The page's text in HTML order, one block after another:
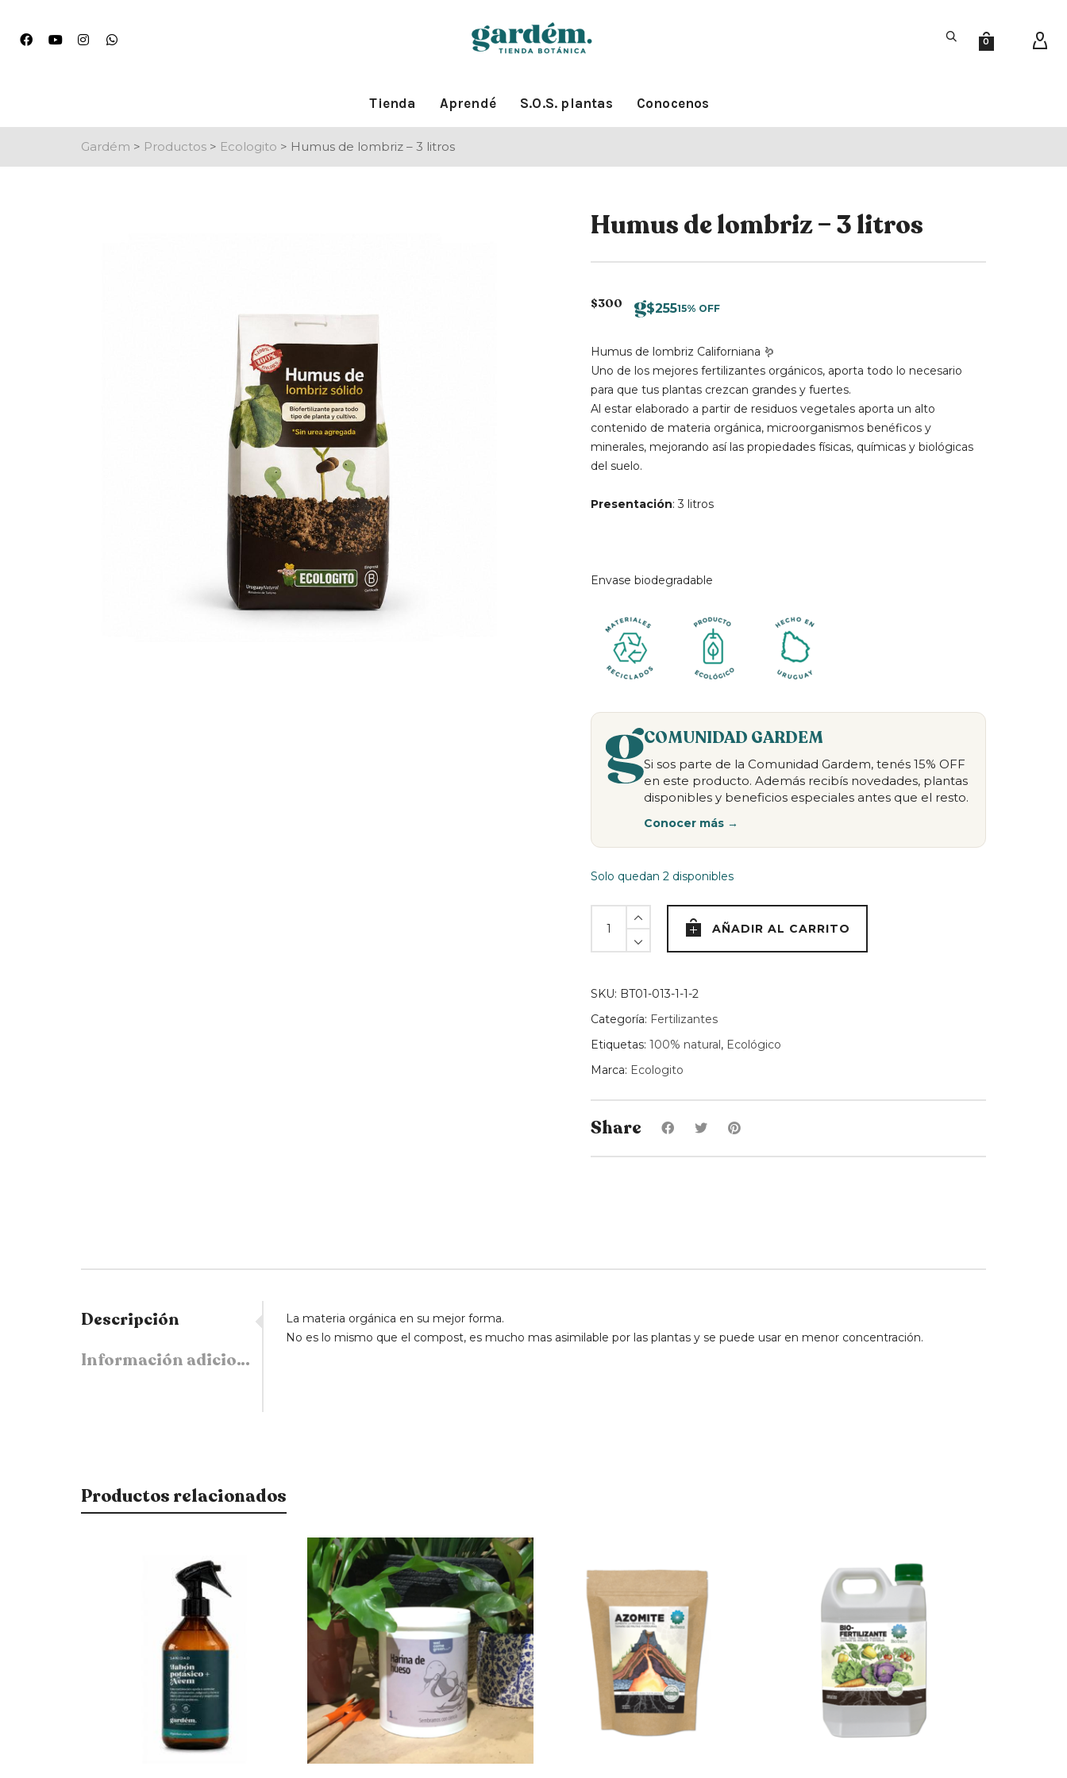
0
Tienda Aprendé S.O.S. plantas Conocenos
Gardém > Productos > Ecologito > Humus de lombriz – 3 litros
Humus de lombriz – 3 litros
$300 $25515% OFF
Humus de lombriz Californiana 🪱
Uno de los mejores fertilizantes orgánicos, aporta todo lo necesario
para que tus plantas crezcan grandes y fuertes.
Al estar elaborado a partir de residuos vegetales aporta un alto
contenido de materia orgánica, microorganismos benéficos y
minerales, mejorando así las propiedades físicas, químicas y biológicas
del suelo.
Presentación: 3 litros
Envase biodegradable
COMUNIDAD GARDEM
Si sos parte de la Comunidad Gardem, tenés 15% OFF
en este producto. Además recibís novedades, plantas
disponibles y beneficios especiales antes que el resto.
Conocer más →
Solo quedan 2 disponibles
lombriz
3
quantity
AÑADIR AL CARRITO
SKU: BT01-013-1-1-2
Categoría: Fertilizantes
Etiquetas: 100% natural , Ecológico
Marca: Ecologito
Share
Descripción
Información adicional
La materia orgánica en su mejor forma.
No es lo mismo que el compost, es mucho mas asimilable por las plantas y se puede usar en menor concentración.
Productos relacionados
350
15% OFF $380
$323